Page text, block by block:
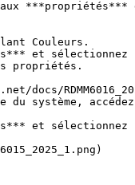
***propriétés***
Couleurs.
et
propriétés.
système,
et